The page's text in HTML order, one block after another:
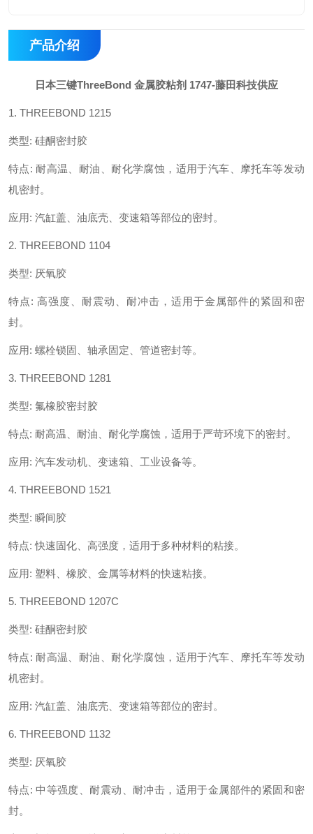
产品介绍
日本三键ThreeBond 金属胶粘剂 1747-藤田科技供应
1. THREEBOND 1215
类型: 硅酮密封胶
特点: 耐高温、耐油、耐化学腐蚀，适用于汽车、摩托车等发动
机密封。
应用: 汽缸盖、油底壳、变速箱等部位的密封。
2. THREEBOND 1104
类型: 厌氧胶
特点: 高强度、耐震动、耐冲击，适用于金属部件的紧固和密
封。
应用: 螺栓锁固、轴承固定、管道密封等。
3. THREEBOND 1281
类型: 氟橡胶密封胶
特点: 耐高温、耐油、耐化学腐蚀，适用于严苛环境下的密封。
应用: 汽车发动机、变速箱、工业设备等。
4. THREEBOND 1521
类型: 瞬间胶
特点:快速固化、高强度，适用于多种材料的粘接。
应用: 塑料、橡胶、金属等材料的快速粘接。
5. THREEBOND 1207C
类型: 硅酮密封胶
特点: 耐高温、耐油、耐化学腐蚀，适用于汽车、摩托车等发动
机密封。
应用: 汽缸盖、油底壳、变速箱等部位的密封。
6. THREEBOND 1132
类型: 厌氧胶
特点:中等强度、耐震动、耐冲击，适用于金属部件的紧固和密
封。